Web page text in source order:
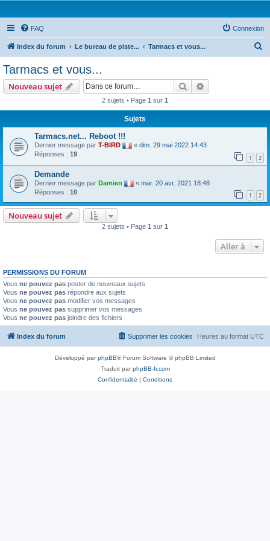
FAQ Connexion
Index du forum Le bureau de piste... Tarmacs et vous...
e
Tarmacs et vous...
Nouveau sujet Rechercher
2 sujets • Page 1 sur 1
Sujets
Tarmacs.net... Reboot !!!
Dernier message par T-BIRD « dim. 29 mai 2022 14:43
Réponses : 19 1 2
Demande
Dernier message par Damien « mar. 20 avr. 2021 18:48
Réponses : 10 1 2
Nouveau sujet
2 sujets • Page 1 sur 1
Aller à
PERMISSIONS DU FORUM
Vous ne pouvez pas poster de nouveaux sujets
Vous ne pouvez pas répondre aux sujets
Vous ne pouvez pas modifier vos messages
Vous ne pouvez pas supprimer vos messages
Vous ne pouvez pas joindre des fichiers
Index du forum Heures au format UTC
Supprimer les cookies
Développé parphpBB® Forum Software © phpBB Limited
Traduit parphpBB-fr.com
Confidentialité | Conditions